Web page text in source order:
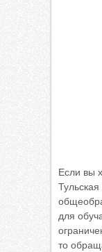
Если вы
для
то